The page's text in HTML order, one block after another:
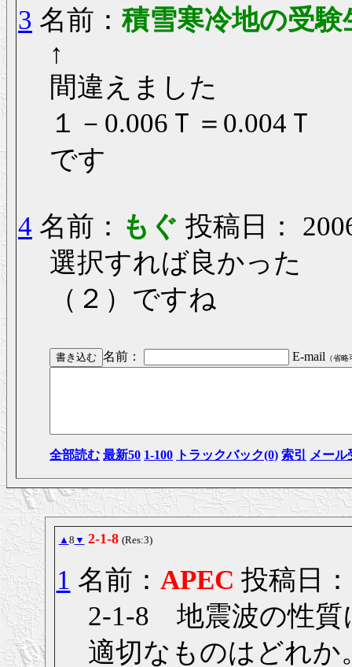
3 名前： 積雪寒冷地の受
↑
間違えました
１－0.006Ｔ＝0.004Ｔ
です
4 名前： もぐ 投稿日：
選択すれば良かった
（２）ですね
名前： E-mail （省略
全部読む 最新50 1-100 トラックバック(0) 索引 メール
▲ 8 ▼ 2-1-8 (Res:3)
1 名前： APEC 投稿日
2-1-8 地震波の性質
適切なものはどれか